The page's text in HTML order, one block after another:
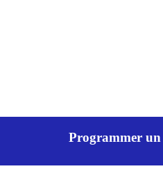
Programmer un